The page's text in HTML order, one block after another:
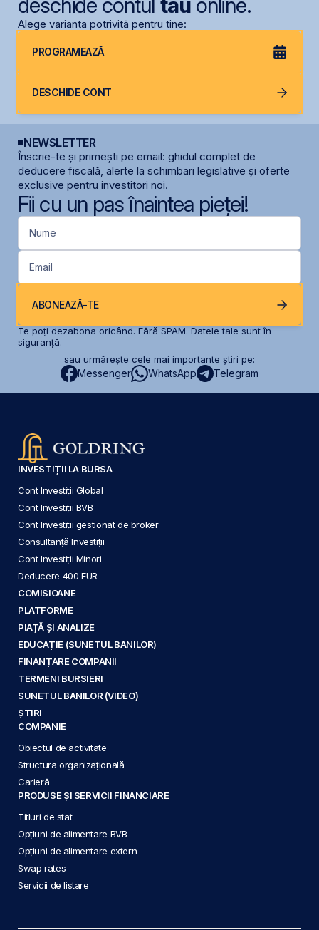
Alege varianta potrivită pentru tine:
PROGRAMEAZĂ
DESCHIDE CONT
NEWSLETTER
Înscrie-te și primești pe email: ghidul complet de
deducere fiscală, alerte la schimbari legislative și oferte
exclusive pentru investitori noi.
Fii cu un pas înaintea pieței!
Nume
Email
ABONEAZĂ-TE
Te poți dezabona oricând. Fără SPAM. Datele tale sunt în
siguranță.
sau urmărește cele mai importante știri pe:
Messenger WhatsApp Telegram
INVESTIȚII LA BURSA
Cont Investiții Global
Cont Investiții BVB
Cont Investiții gestionat de broker
Consultanță Investiții
Cont Investiții Minori
Deducere 400 EUR
COMISIOANE
PLATFORME
PIAȚĂ ȘI ANALIZE
EDUCAȚIE (SUNETUL BANILOR)
FINANȚARE COMPANII
TERMENI BURSIERI
SUNETUL BANILOR (VIDEO)
ȘTIRI
COMPANIE
Obiectul de activitate
Structura organizațională
Carieră
PRODUSE ȘI SERVICII FINANCIARE
Titluri de stat
Opțiuni de alimentare BVB
Opțiuni de alimentare extern
Swap rates
Servicii de listare